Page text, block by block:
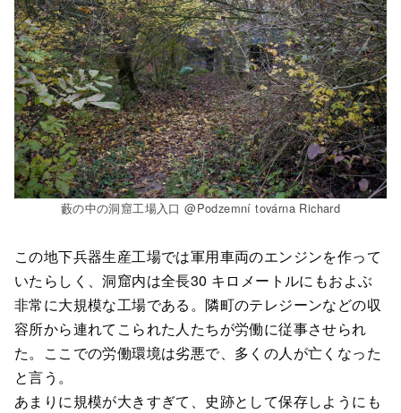
藪の中の洞窟工場入口 @Podzemní továrna Richard
この地下兵器生産工場では軍用車両のエンジンを作って
いたらしく、洞窟内は全長30 キロメートルにもおよぶ
非常に大規模な工場である。隣町のテレジーンなどの収
容所から連れてこられた人たちが労働に従事させられ
た。ここでの労働環境は劣悪で、多くの人が亡くなった
と言う。
あまりに規模が大きすぎて、史跡として保存しようにも